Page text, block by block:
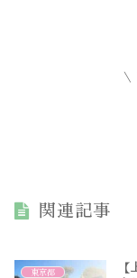
関連記事
東京都